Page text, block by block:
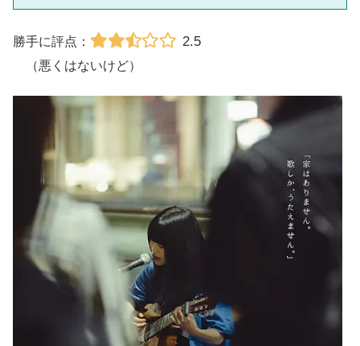
勝手に評点： 2.5
（悪くはないけど）